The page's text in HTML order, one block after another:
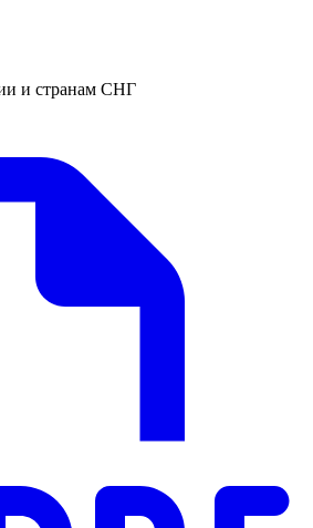
и странам СНГ